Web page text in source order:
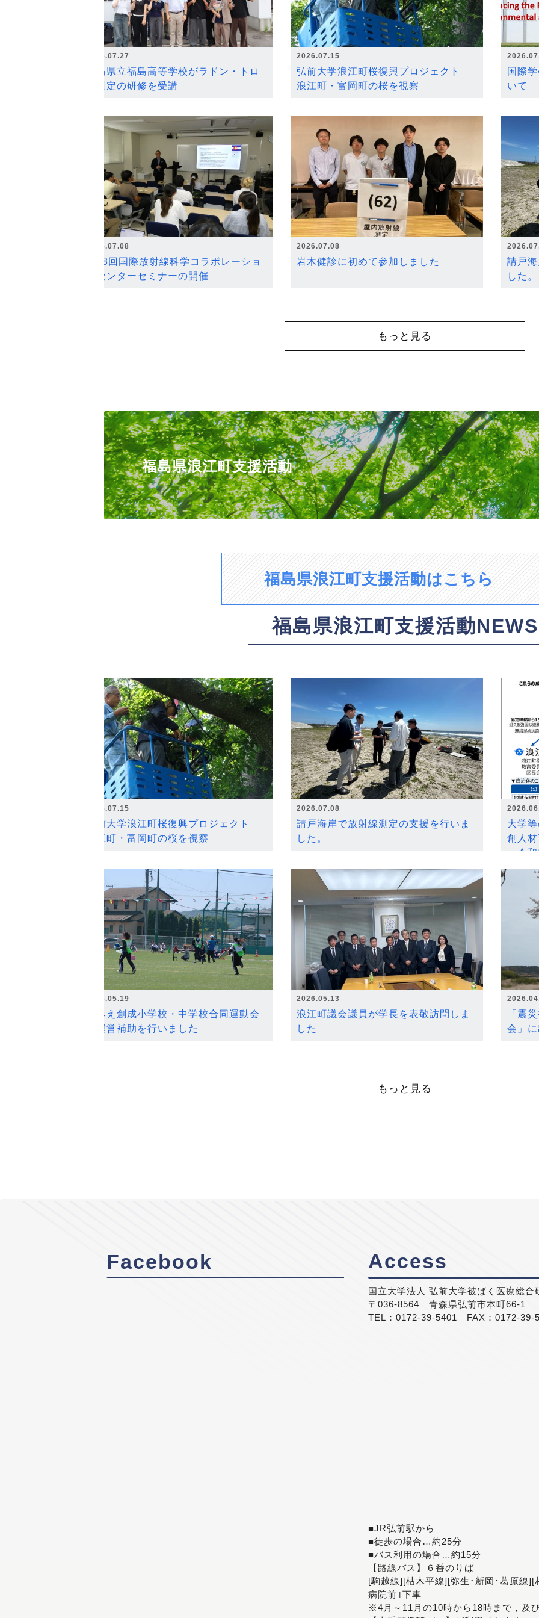
2026.07.27
福島県立福島高等学校がラドン・トロ
ン測定の研修を受講
2026.07.15
弘前大学浪江町桜復興プロジェクト
浪江町・富岡町の桜を視察
国際
いて
2026.07.08
第18回国際放射線科学コラボレーショ
ンセンターセミナーの開催
2026.07.08
岩木健診に初めて参加しました
請戸
した。
もっと見る
福島県浪江町支援活動
福島県浪江町支援活動はこちら
福島県浪江町支援活動NEWS
2026.07.15
弘前大学浪江町桜復興プロジェクト
浪江町・富岡町の桜を視察
2026.07.08
請戸海岸で放射線測定の支援を行いま
した。
大学
創人
～令
2026.05.19
なみえ創成小学校・中学校合同運動会
の運営補助を行いました
2026.05.13
浪江町議会議員が学長を表敬訪問しま
した
「震
会」
もっと見る
Facebook Access
国立大学法人 弘前大学被ばく医療総合
〒036-8564 青森県弘前市本町66-1
TEL：0172-39-5401 FAX：0172-39-
■JR弘前駅から
■徒歩の場合…約25分
■バス利用の場合…約15分
【路線バス】６番のりば
[駒越線][枯木平線][弥生･新岡･葛原線
病院前｣下車
※4月～11月の10時から18時まで，及